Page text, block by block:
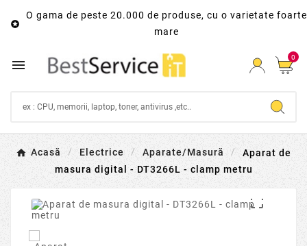

O gama de peste 20.000 de produse, cu o varietate foarte
mare
 0
Acasă Electrice Aparate/Masură
Aparat de
masura digital - DT3266L - clamp metru
